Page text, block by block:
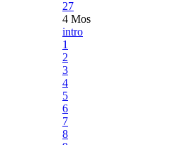
27
4 Mos
intro
1
2
3
4
5
6
7
8